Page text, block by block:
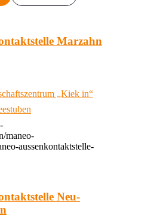
Marzahn
„Kiek in“
maneo-
aussenkontaktstelle-
Neu-